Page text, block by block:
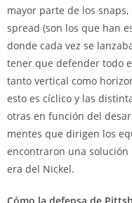
mayor parte de los
spread (son los que han
donde cada vez se
tener que defender todo
tanto vertical como
esto es cíclico y las
otras en función del
mentes que dirigen los
encontraron una
era del Nickel.